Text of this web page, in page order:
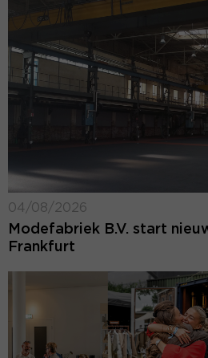
04/08/2026
Modefabriek B.V. start
Frankfurt